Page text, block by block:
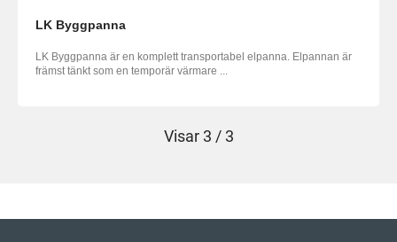
LK Byggpanna
LK Byggpanna är en komplett transportabel elpanna. Elpannan är
främst tänkt som en temporär värmare ...
Visar 3 / 3